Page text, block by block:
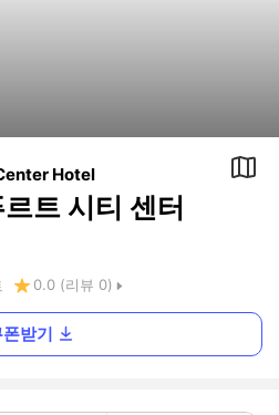
Hotel
트 시티 센터
0.0 (리뷰 0)
폰받기